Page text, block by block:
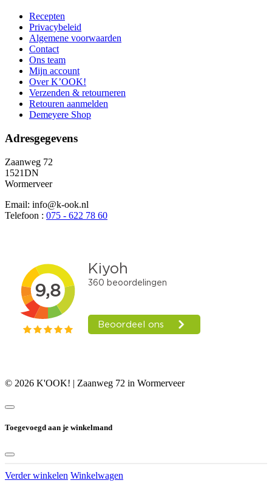
Recepten
Privacybeleid
Algemene voorwaarden
Contact
Ons team
Mijn account
Over K’OOK!
Verzenden & retourneren
Retouren aanmelden
Demeyere Shop
Adresgegevens
Zaanweg 72
1521DN
Wormerveer
Email: info@k-ook.nl
Telefoon : 075 - 622 78 60
© 2026 K'OOK! | Zaanweg 72 in Wormerveer
Toegevoegd aan je winkelmand
Verder winkelen Winkelwagen